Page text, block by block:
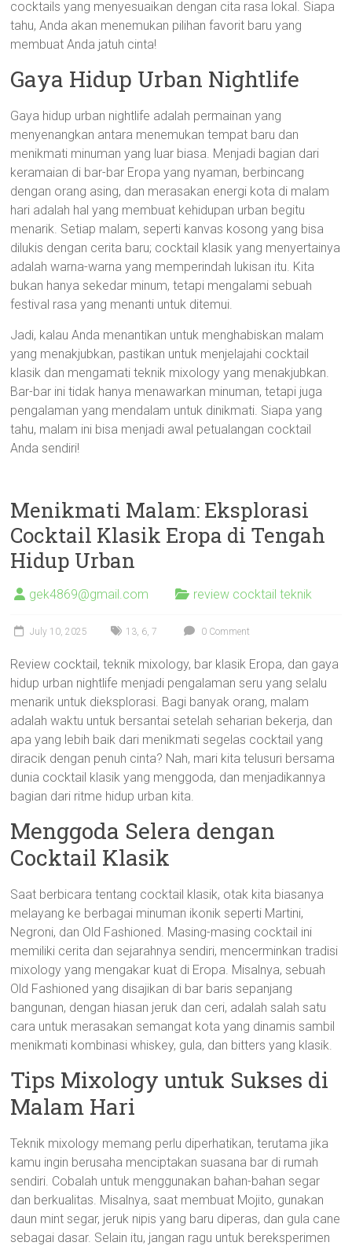
cocktails yang menyesuaikan dengan cita rasa lokal. Siapa
tahu, Anda akan menemukan pilihan favorit baru yang
membuat Anda jatuh cinta!
Gaya Hidup Urban Nightlife
Gaya hidup urban nightlife adalah permainan yang
menyenangkan antara menemukan tempat baru dan
menikmati minuman yang luar biasa. Menjadi bagian dari
keramaian di bar-bar Eropa yang nyaman, berbincang
dengan orang asing, dan merasakan energi kota di malam
hari adalah hal yang membuat kehidupan urban begitu
menarik. Setiap malam, seperti kanvas kosong yang bisa
dilukis dengan cerita baru; cocktail klasik yang menyertainya
adalah warna-warna yang memperindah lukisan itu. Kita
bukan hanya sekedar minum, tetapi mengalami sebuah
festival rasa yang menanti untuk ditemui.
Jadi, kalau Anda menantikan untuk menghabiskan malam
yang menakjubkan, pastikan untuk menjelajahi cocktail
klasik dan mengamati teknik mixology yang menakjubkan.
Bar-bar ini tidak hanya menawarkan minuman, tetapi juga
pengalaman yang mendalam untuk dinikmati. Siapa yang
tahu, malam ini bisa menjadi awal petualangan cocktail
Anda sendiri!
Menikmati Malam: Eksplorasi
Cocktail Klasik Eropa di Tengah
Hidup Urban
gek4869@gmail.com review cocktail teknik
July 10, 2025 13, 6,7 0 Comment
Review cocktail, teknik mixology, bar klasik Eropa, dan gaya
hidup urban nightlife menjadi pengalaman seru yang selalu
menarik untuk dieksplorasi. Bagi banyak orang, malam
adalah waktu untuk bersantai setelah seharian bekerja, dan
apa yang lebih baik dari menikmati segelas cocktail yang
diracik dengan penuh cinta? Nah, mari kita telusuri bersama
dunia cocktail klasik yang menggoda, dan menjadikannya
bagian dari ritme hidup urban kita.
Menggoda Selera dengan
Cocktail Klasik
Saat berbicara tentang cocktail klasik, otak kita biasanya
melayang ke berbagai minuman ikonik seperti Martini,
Negroni, dan Old Fashioned. Masing-masing cocktail ini
memiliki cerita dan sejarahnya sendiri, mencerminkan tradisi
mixology yang mengakar kuat di Eropa. Misalnya, sebuah
Old Fashioned yang disajikan di bar baris sepanjang
bangunan, dengan hiasan jeruk dan ceri, adalah salah satu
cara untuk merasakan semangat kota yang dinamis sambil
menikmati kombinasi whiskey, gula, dan bitters yang klasik.
Tips Mixology untuk Sukses di
Malam Hari
Teknik mixology memang perlu diperhatikan, terutama jika
kamu ingin berusaha menciptakan suasana bar di rumah
sendiri. Cobalah untuk menggunakan bahan-bahan segar
dan berkualitas. Misalnya, saat membuat Mojito, gunakan
daun mint segar, jeruk nipis yang baru diperas, dan gula cane
sebagai dasar. Selain itu, jangan ragu untuk bereksperimen